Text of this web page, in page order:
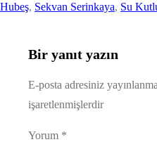
Hubeş, Sekvan Serinkaya, Su
Bir yanıt yazın
E-posta adresiniz
işaretlenmişlerdir
Yorum *